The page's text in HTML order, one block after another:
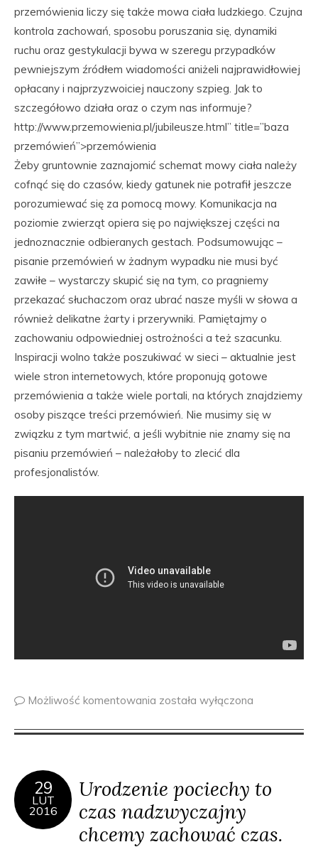
przemówienia liczy się także mowa ciała ludzkiego. Czujna
kontrola zachowań, sposobu poruszania się, dynamiki
ruchu oraz gestykulacji bywa w szeregu przypadków
pewniejszym źródłem wiadomości aniżeli najprawidłowiej
opłacany i najprzyzwoiciej nauczony szpieg. Jak to
szczegółowo działa oraz o czym nas informuje?
http://www.przemowienia.pl/jubileusze.html” title=”baza
przemówień”>przemówienia
Żeby gruntownie zaznajomić schemat mowy ciała należy
cofnąć się do czasów, kiedy gatunek nie potrafił jeszcze
porozumiewać się za pomocą mowy. Komunikacja na
poziomie zwierząt opiera się po największej części na
jednoznacznie odbieranych gestach. Podsumowując –
pisanie przemówień w żadnym wypadku nie musi być
zawiłe – wystarczy skupić się na tym, co pragniemy
przekazać słuchaczom oraz ubrać nasze myśli w słowa a
również delikatne żarty i przerywniki. Pamiętajmy o
zachowaniu odpowiedniej ostrożności a też szacunku.
Inspiracji wolno także poszukiwać w sieci – aktualnie jest
wiele stron internetowych, które proponują gotowe
przemówienia a także wiele portali, na których znajdziemy
osoby piszące treści przemówień. Nie musimy się w
związku z tym martwić, a jeśli wybitnie nie znamy się na
pisaniu przemówień – należałoby to zlecić dla
profesjonalistów.
Możliwość komentowania została wyłączona
29
LUT
2016
Urodzenie pociechy to
czas nadzwyczajny
chcemy zachować czas.